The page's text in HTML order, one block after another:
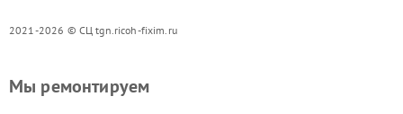
2021-2026 © СЦ tgn.ricoh-fixim.ru
Мы ремонтируем